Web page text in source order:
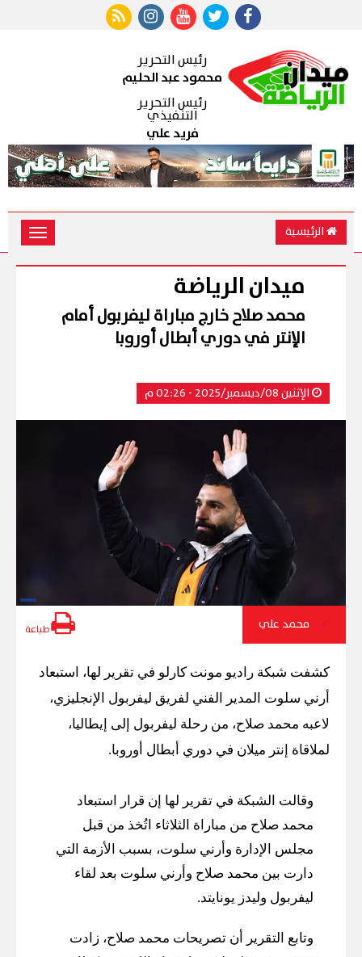
رئيس التحرير
محمود عبد الحليم
رئيس التحرير
التنفيذي
فريد علي
الرئيسية
Toggle
ميدان الرياضة
محمد صلاح خارج مباراة ليفربول أمام
الإنتر في دوري أبطال أوروبا
الإثنين 08/ديسمبر/2025 - 02:26 م
محمد علي طباعة
كشفت شبكة راديو مونت كارلو في تقرير لها، استبعاد
أرني سلوت المدير الفني لفريق ليفربول الإنجليزي،
لاعبه محمد صلاح، من رحلة ليفربول إلى إيطاليا،
لملاقاة إنتر ميلان في دوري أبطال أوروبا.
وقالت الشبكة في تقرير لها إن قرار استبعاد
محمد صلاح من مباراة الثلاثاء اتُخذ من قبل
مجلس الإدارة وأرني سلوت، بسبب الأزمة التي
دارت بين محمد صلاح وأرني سلوت بعد لقاء
ليفربول وليدز يونايتد.
وتابع التقرير أن تصريحات محمد صلاح، زادت